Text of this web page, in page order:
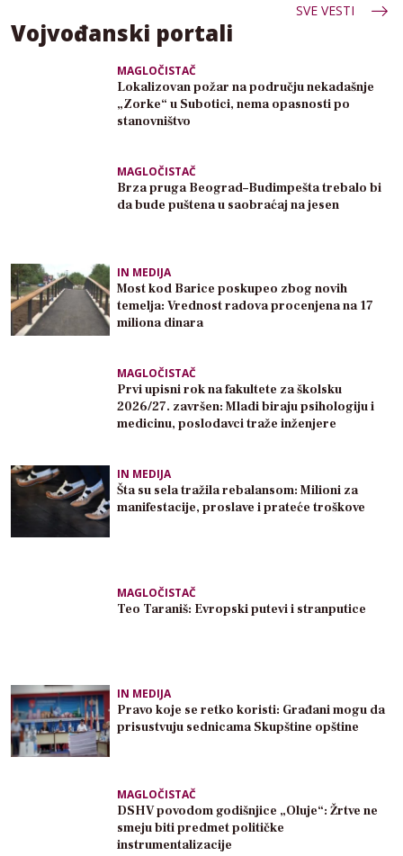
SVE VESTI
Vojvođanski portali
MAGLOČISTAČ
Lokalizovan požar na području nekadašnje
„Zorke“ u Subotici, nema opasnosti po
stanovništvo
MAGLOČISTAČ
Brza pruga Beograd–Budimpešta trebalo bi
da bude puštena u saobraćaj na jesen
IN MEDIJA
Most kod Barice poskupeo zbog novih
temelja: Vrednost radova procenjena na 17
miliona dinara
MAGLOČISTAČ
Prvi upisni rok na fakultete za školsku
2026/27. završen: Mladi biraju psihologiju i
medicinu, poslodavci traže inženjere
IN MEDIJA
Šta su sela tražila rebalansom: Milioni za
manifestacije, proslave i prateće troškove
MAGLOČISTAČ
Teo Taraniš: Evropski putevi i stranputice
IN MEDIJA
Pravo koje se retko koristi: Građani mogu da
prisustvuju sednicama Skupštine opštine
MAGLOČISTAČ
DSHV povodom godišnjice „Oluje“: Žrtve ne
smeju biti predmet političke
instrumentalizacije